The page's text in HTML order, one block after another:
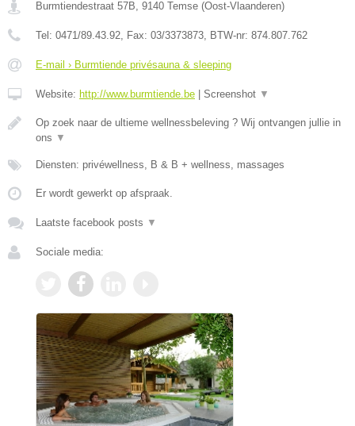
Burmtiendestraat 57B, 9140 Temse (Oost-Vlaanderen)
Tel: 0471/89.43.92, Fax: 03/3373873, BTW-nr: 874.807.762
E-mail › Burmtiende privésauna & sleeping
Website: http://www.burmtiende.be Screenshot ▼
Op zoek naar de ultieme wellnessbeleving ? Wij ontvangen jullie in
ons ▼
Diensten: privéwellness, B & B + wellness, massages
Er wordt gewerkt op afspraak.
Laatste facebook posts ▼
Sociale media: